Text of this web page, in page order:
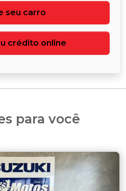
seu carro
crédito online
para você